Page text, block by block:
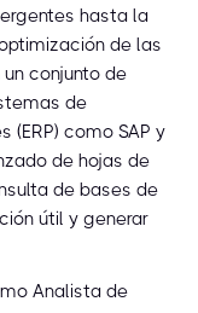
hasta la
de las
conjunto de
de
(ERP) como SAP y
de hojas de
de bases de
útil y generar
Analista de